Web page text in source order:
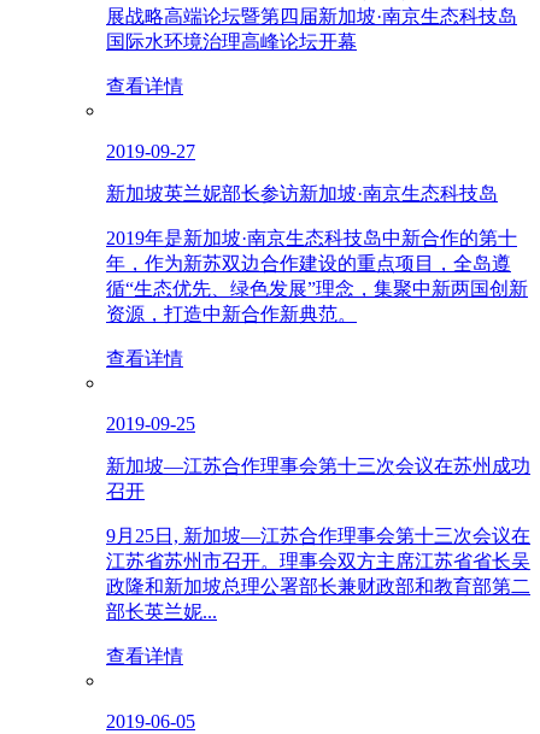
展战略高端论坛暨第四届新加坡·南京生态科技岛
国际水环境治理高峰论坛开幕
查看详情
2019-09-27
新加坡英兰妮部长参访新加坡·南京生态科技岛
2019年是新加坡·南京生态科技岛中新合作的第十
年，作为新苏双边合作建设的重点项目，全岛遵
循“生态优先、绿色发展”理念，集聚中新两国创新
资源，打造中新合作新典范。
查看详情
2019-09-25
新加坡—江苏合作理事会第十三次会议在苏州成功
召开
9月25日, 新加坡—江苏合作理事会第十三次会议在
江苏省苏州市召开。理事会双方主席江苏省省长吴
政隆和新加坡总理公署部长兼财政部和教育部第二
部长英兰妮...
查看详情
2019-06-05